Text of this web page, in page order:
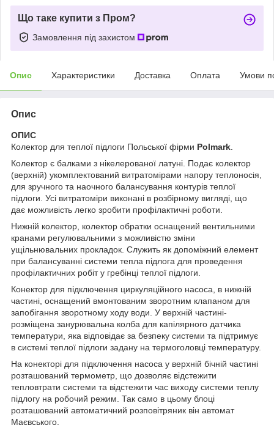
Що таке купити з Пром?
Замовлення під захистом
Опис Характеристики Доставка Оплата Умови
Опис
ОПИС
Колектор для теплої підлоги Польської фірми Polmark
Колектор є балками з нікелерованої латуні. Подає колектор
(верхній) укомплектований витратомірами напору теплоносія,
для зручного та наочного балансування контурів теплої
підлоги. Усі витратоміри виконані в розбірному вигляді, що
дає можливість легко зробити профілактичні роботи.
Нижній колектор, колектор обратки оснащений вентильними
кранами регулювальними з можливістю зміни
ущільнювальних прокладок. Служить як допоміжний елемент
при балансуванні системи тепла підлога для проведення
профілактичних робіт у гребінці теплої підлоги.
Конектор для підключення циркуляційного насоса, в нижній
частині, оснащений вмонтованим зворотним клапаном для
запобігання зворотному ходу води. У верхній частині-
розміщена занурювальна колба для капілярного датчика
температури, яка відповідає за безпеку системи та підтримує
в системі теплої підлоги задану на термоголовці температуру.
На конекторі для підключення насоса у верхній бічній частині
розташований термометр, що дозволяє відстежити
тепловтрати системи та відстежити час виходу системи теплу
підлогу на робочий режим. Так само в цьому блоці
розташований автоматичний розповітряник він автомат
Маєвського.